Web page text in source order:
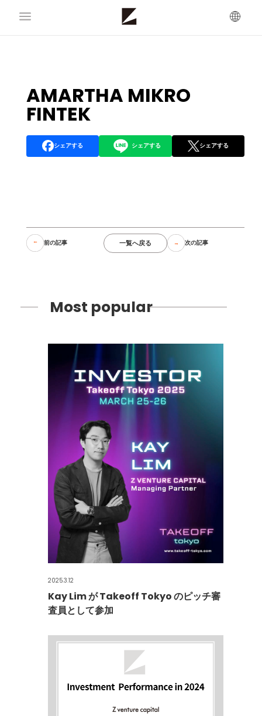
AMARTHA MIKRO
FINTEK
シェアする シェアする シェアする
前の記事 一覧へ戻る 次の記事
Most popular
2025.3.12
Kay Lim が Takeoff Tokyo のピッチ審
査員として参加